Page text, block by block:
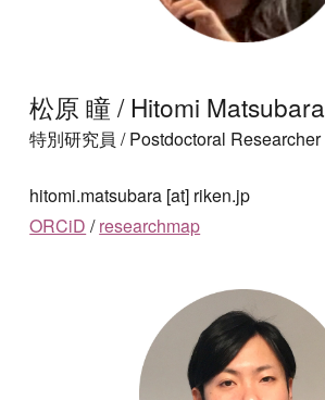
松原 瞳 / Hitomi Matsubara
特別研究員 / Postdoctoral Researcher
hitomi.matsubara [at] riken.jp
ORCiD /researchmap